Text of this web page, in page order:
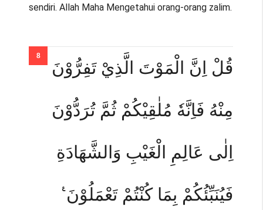
sendiri. Allah Maha Mengetahui orang-orang zalim.
قُلْ اِنَّ الْمَوْتَ الَّذِيْ تَفِرُّوْنَ
مِنْهُ فَاِنَّهٗ مُلٰقِيْكُمْ ثُمَّ تُرَدُّوْنَ
اِلٰى عَالِمِ الْغَيْبِ وَالشَّهَادَةِ
فَيُنَبِّئُكُمْ بِمَا كُنْتُمْ تَعْمَلُوْنَ ࣖ